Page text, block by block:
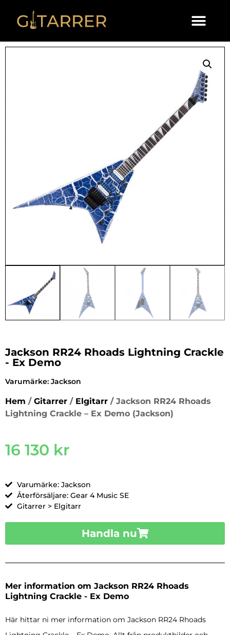
Jackson RR24 Rhoads Lightning Crackle
- Ex Demo
Varumärke: Jackson
Hem / Gitarrer / Elgitarr / Jackson RR24 Rhoads
Lightning Crackle – Ex Demo (Jackson)
16 130 kr
Varumärke: Jackson
Återförsäljare: Gear 4 Music SE
Gitarrer > Elgitarr
Handla nu
Mer information om Jackson RR24 Rhoads
Lightning Crackle - Ex Demo
Här hittar ni mer information om Jackson RR24 Rhoads